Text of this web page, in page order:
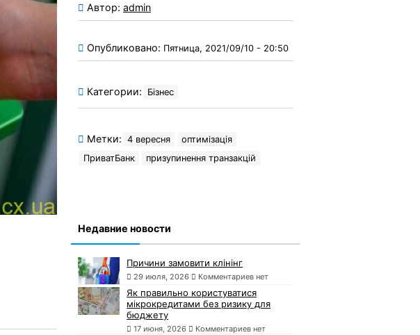
Автор: admin
Опубликовано: Пятница, 2021/09/10 - 20:50
Категории: Бізнес
Метки: 4 вересня
оптимізація
ПриватБанк
призупинення транзакцій
Недавние новости
Причини замовити клінінг
29 июля, 2026 Комментариев нет
Як правильно користуватися
мікрокредитами без ризику для
бюджету
17 июня, 2026 Комментариев нет